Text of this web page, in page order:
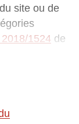
site ou de
1524 de